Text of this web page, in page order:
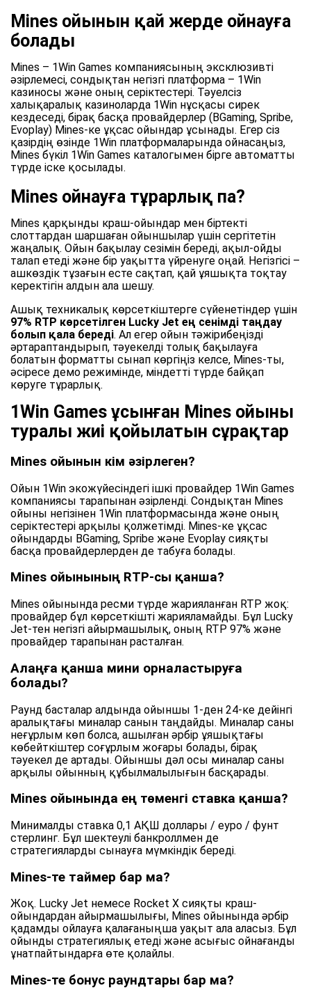
Mines ойынын қай жерде ойнауға
болады
Mines – 1Win Games компаниясының эксклюзивті
әзірлемесі, сондықтан негізгі платформа – 1Win
казиносы және оның серіктестері. Тәуелсіз
халықаралық казиноларда 1Win нұсқасы сирек
кездеседі, бірақ басқа провайдерлер (BGaming, Spribe,
Evoplay) Mines-ке ұқсас ойындар ұсынады. Егер сіз
қазірдің өзінде 1Win платформаларында ойнасаңыз,
Mines бүкіл 1Win Games каталогымен бірге автоматты
түрде іске қосылады.
Mines ойнауға тұрарлық па?
Mines қарқынды краш-ойындар мен біртекті
слоттардан шаршаған ойыншылар үшін сергітетін
жаңалық. Ойын бақылау сезімін береді, ақыл-ойды
талап етеді және бір уақытта үйренуге оңай. Негізгісі –
ашкөздік тұзағын есте сақтап, қай ұяшықта тоқтау
керектігін алдын ала шешу.
Ашық техникалық көрсеткіштерге сүйенетіндер үшін
97% RTP көрсетілген Lucky Jet ең сенімді таңдау
болып қала береді. Ал егер ойын тәжірибеңізді
әртараптандырып, тәуекелді толық бақылауға
болатын форматты сынап көргіңіз келсе, Mines-ты,
әсіресе демо режимінде, міндетті түрде байқап
көруге тұрарлық.
1Win Games ұсынған Mines ойыны
туралы жиі қойылатын сұрақтар
Mines ойынын кім әзірлеген?
Ойын 1Win экожүйесіндегі ішкі провайдер 1Win Games
компаниясы тарапынан әзірленді. Сондықтан Mines
ойыны негізінен 1Win платформасында және оның
серіктестері арқылы қолжетімді. Mines-ке ұқсас
ойындарды BGaming, Spribe және Evoplay сияқты
басқа провайдерлерден де табуға болады.
Mines ойынының RTP-сы қанша?
Mines ойынында ресми түрде жарияланған RTP жоқ:
провайдер бұл көрсеткішті жарияламайды. Бұл Lucky
Jet-тен негізгі айырмашылық, оның RTP 97% және
провайдер тарапынан расталған.
Алаңға қанша мини орналастыруға
болады?
Раунд басталар алдында ойыншы 1-ден 24-ке дейінгі
аралықтағы миналар санын таңдайды. Миналар саны
неғұрлым көп болса, ашылған әрбір ұяшықтағы
көбейткіштер соғұрлым жоғары болады, бірақ
тәуекел де артады. Ойыншы дәл осы миналар саны
арқылы ойынның құбылмалылығын басқарады.
Mines ойынында ең төменгі ставка қанша?
Минималды ставка 0,1 АҚШ доллары / еуро / фунт
стерлинг. Бұл шектеулі банкроллмен де
стратегияларды сынауға мүмкіндік береді.
Mines-те таймер бар ма?
Жоқ. Lucky Jet немесе Rocket X сияқты краш-
ойындардан айырмашылығы, Mines ойынында әрбір
қадамды ойлауға қалағаныңша уақыт ала аласыз. Бұл
ойынды стратегиялық етеді және асығыс ойнағанды
ұнатпайтындарға өте қолайлы.
Mines-те бонус раундтары бар ма?